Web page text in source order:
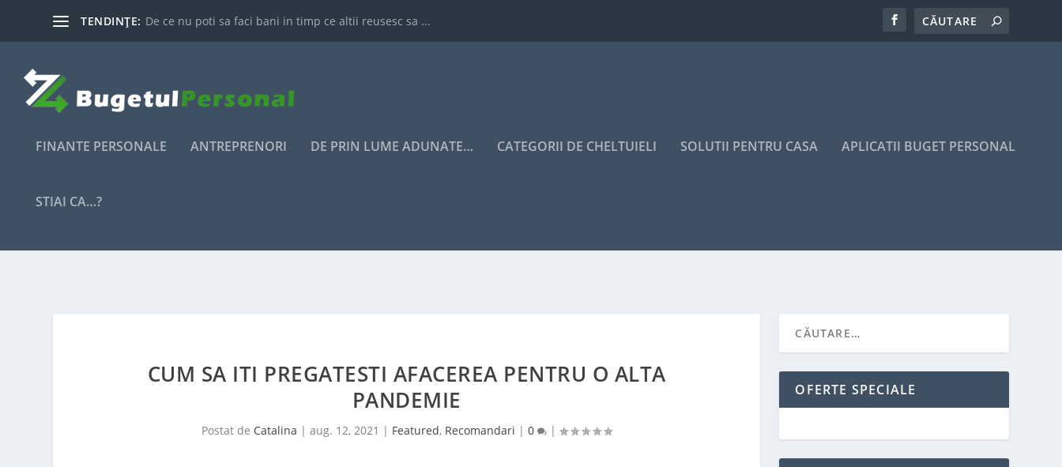
TENDINȚE: De ce nu poti sa faci bani in timp ce altii reusesc sa ...
FINANTE PERSONALE ANTREPRENORI DE PRIN LUME ADUNATE… CATEGORII DE CHELTUIELI SOLUTII PENTRU CASA APLICATII BUGET PERSONAL
STIAI CA…?
CUM SA ITI PREGATESTI AFACEREA PENTRU O ALTA
PANDEMIE
Postat de Catalina |aug. 12, 2021 | Featured, Recomandari |0 |
OFERTE SPECIALE